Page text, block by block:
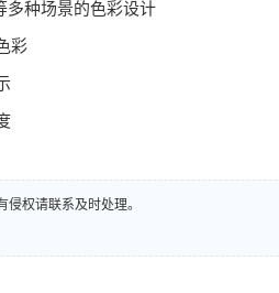
多种场景的色彩设计
彩
权请联系及时处理。